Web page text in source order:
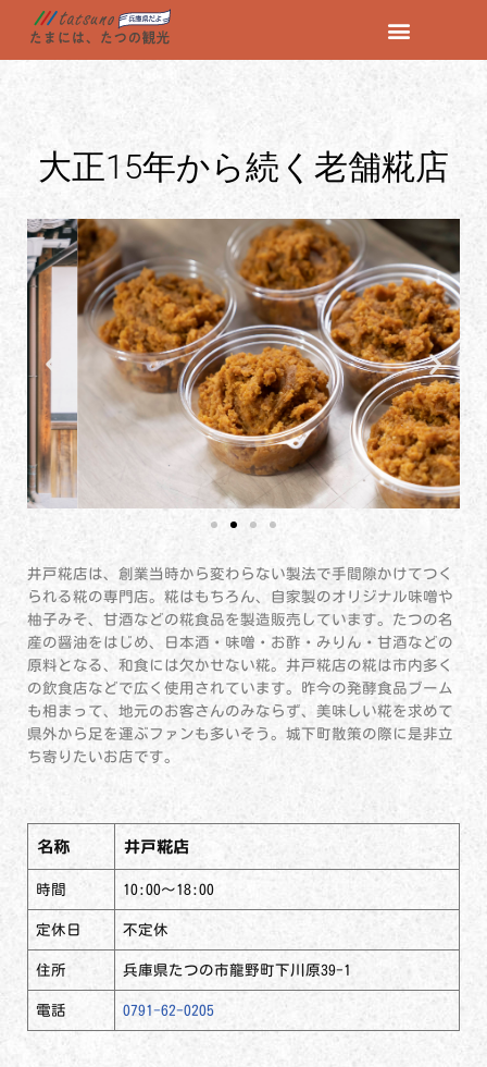
コ
ス
キ
ッ
プ
大正15年から続く老舗糀店
井戸糀店は、創業当時から変わらない製法で手間隙かけてつく
られる糀の専門店。糀はもちろん、自家製のオリジナル味噌や
柚子みそ、甘酒などの糀食品を製造販売しています。たつの名
産の醤油をはじめ、日本酒・味噌・お酢・みりん・甘酒などの
原料となる、和食には欠かせない糀。井戸糀店の糀は市内多く
の飲食店などで広く使用されています。昨今の発酵食品ブーム
も相まって、地元のお客さんのみならず、美味しい糀を求めて
県外から足を運ぶファンも多いそう。城下町散策の際に是非立
ち寄りたいお店です。
名称 井戸糀店
時間 10:00～18:00
定休日 不定休
住所 兵庫県たつの市龍野町下川原39-1
電話 0791-62-0205